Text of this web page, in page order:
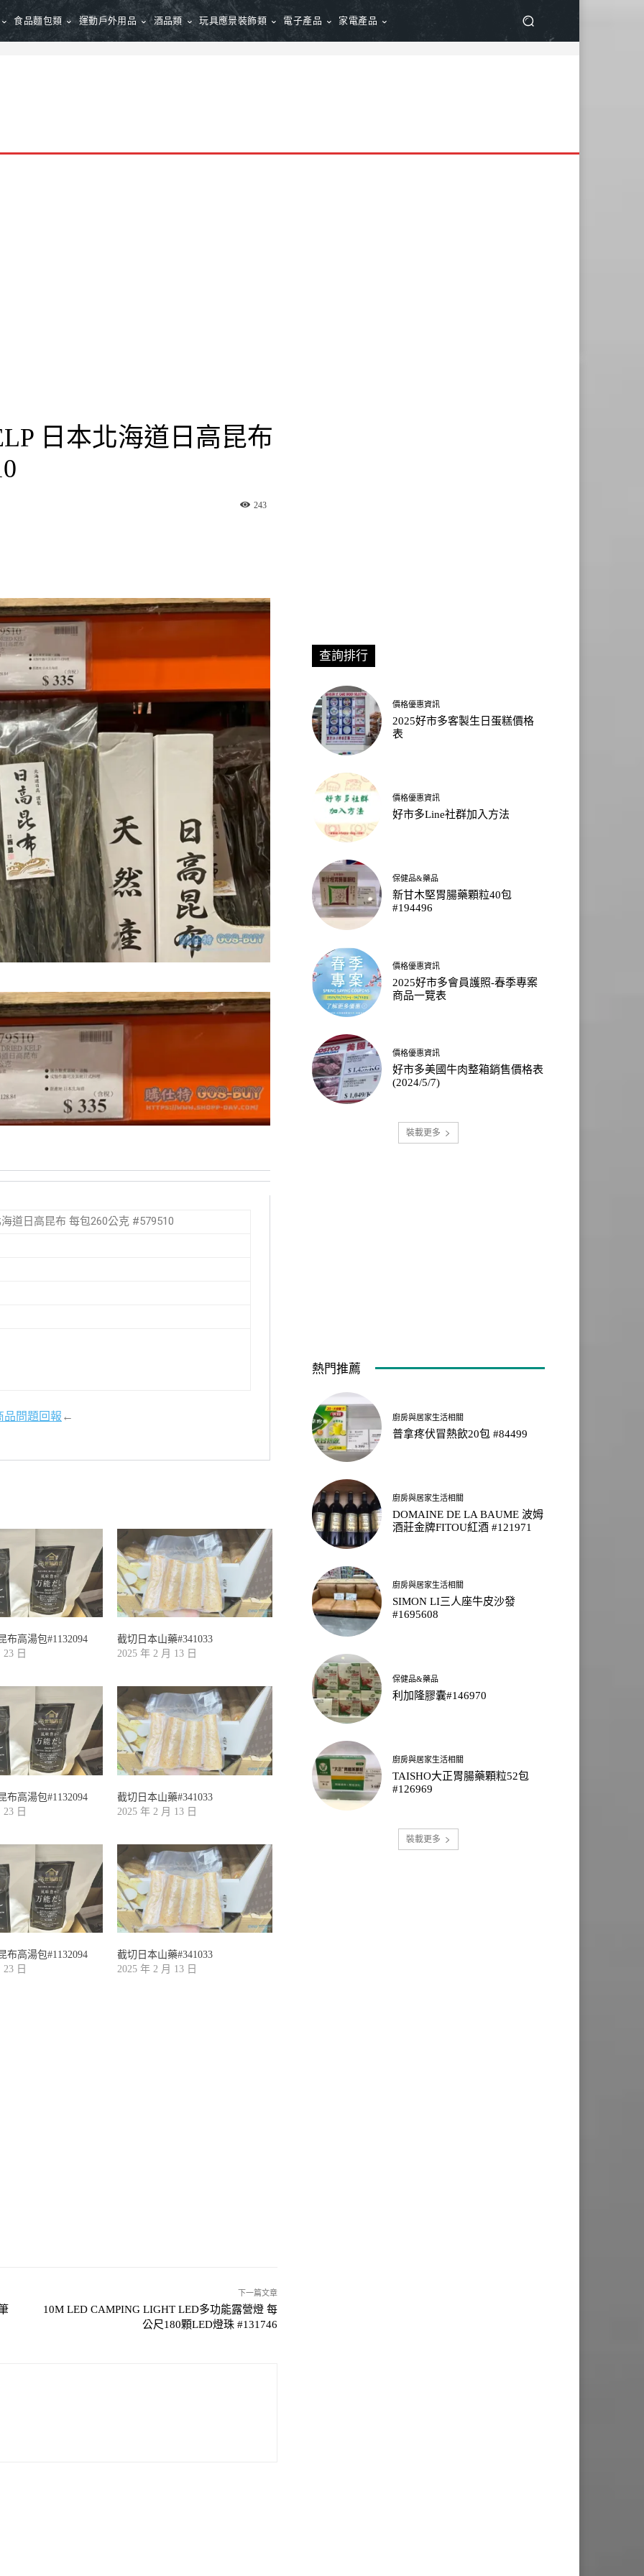
食品麵包類 運動戶外用品 酒品類 玩具應景裝飾類 電子產品 家電產品
日本北海道日高昆布
243
海道日高昆布 每包260公克 #579510
品問題回報←
布高湯包#1132094
23 日
截切日本山藥#341033
2025 年 2 月 13 日
布高湯包#1132094
23 日
截切日本山藥#341033
2025 年 2 月 13 日
布高湯包#1132094
23 日
截切日本山藥#341033
2025 年 2 月 13 日
下一篇文章
10M LED CAMPING LIGHT LED多功能露營燈 每
公尺180顆LED燈珠 #131746
查詢排行
價格優惠資訊
2025好市多客製生日蛋糕價格
表
價格優惠資訊
好市多Line社群加入方法
保健品&藥品
新甘木堅胃腸藥顆粒40包
#194496
價格優惠資訊
2025好市多會員護照-春季專案
商品一覽表
價格優惠資訊
好市多美國牛肉整箱銷售價格表
(2024/5/7)
裝載更多
熱門推薦
廚房與居家生活相關
普拿疼伏冒熱飲20包 #84499
廚房與居家生活相關
DOMAINE DE LA BAUME 波姆
酒莊金牌FITOU紅酒 #121971
廚房與居家生活相關
SIMON LI三人座牛皮沙發
#1695608
保健品&藥品
利加隆膠囊#146970
廚房與居家生活相關
TAISHO大正胃腸藥顆粒52包
#126969
裝載更多